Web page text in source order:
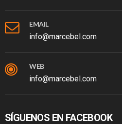
EMAIL
info@marcebel.com
WEB
info@marcebel.com
SÍGUENOS EN FACEBOOK